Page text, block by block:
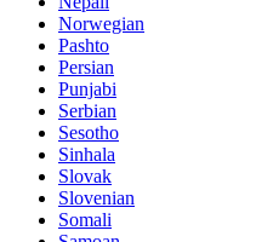
Norwegian
Pashto
Persian
Punjabi
Serbian
Sesotho
Sinhala
Slovak
Slovenian
Somali